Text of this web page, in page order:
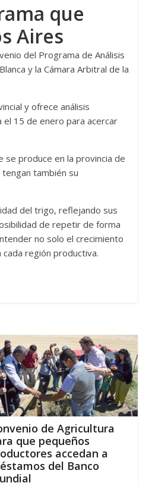
que
Aires
del Programa de Análisis
y la Cámara Arbitral de la
y ofrece análisis
15 de enero para acercar
produce en la provincia de
también su
del trigo, reflejando sus
de repetir de forma
no solo el crecimiento
región productiva.
de Agricultura
que pequeños
accedan a
del Banco